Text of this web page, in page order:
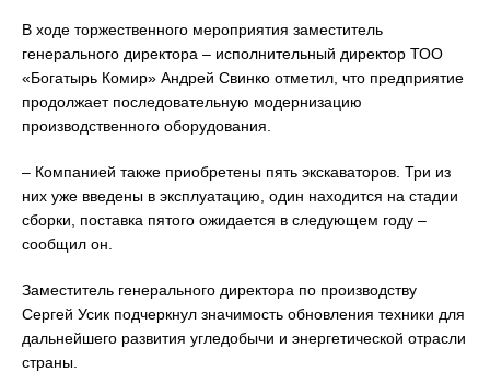
В ходе торжественного мероприятия заместитель
генерального директора – исполнительный директор ТОО
«Богатырь Комир» Андрей Свинко отметил, что предприятие
продолжает последовательную модернизацию
производственного оборудования.
– Компанией также приобретены пять экскаваторов. Три из
них уже введены в эксплуатацию, один находится на стадии
сборки, поставка пятого ожидается в следующем году –
сообщил он.
Заместитель генерального директора по производству
Сергей Усик подчеркнул значимость обновления техники для
дальнейшего развития угледобычи и энергетической отрасли
страны.